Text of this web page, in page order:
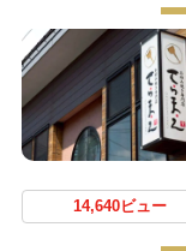
14,640ビュー